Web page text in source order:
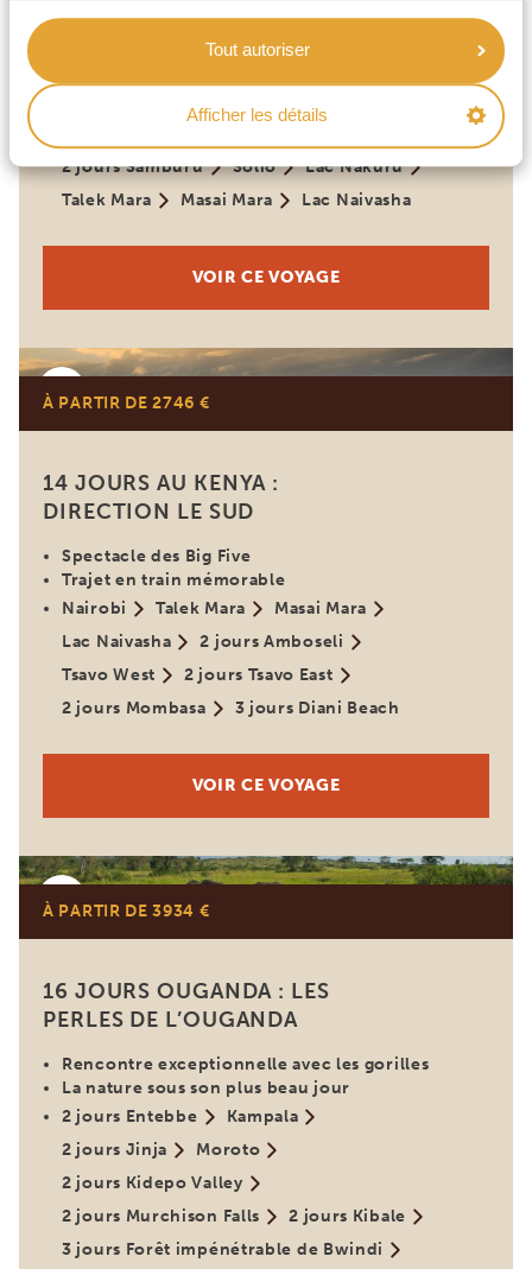
Tout autoriser
Afficher les détails
10 JOURS AU KENYA : LE SAFARI
Big Five et Samburu Special Five
La nature sous son plus beau jour
2 jours Samburu
Solio
Lac Nakuru
Talek Mara
Masai Mara Lac Naivasha
VOIR CE VOYAGE
Kenya
À PARTIR DE 2746 €
14 JOURS AU KENYA :
DIRECTION LE SUD
Spectacle des Big Five
Trajet en train mémorable
Nairobi
Talek Mara
Masai Mara
Lac Naivasha
2 jours Amboseli
Tsavo West
2 jours Tsavo East
2 jours Mombasa
3 jours Diani Beach
VOIR CE VOYAGE
Ouganda
À PARTIR DE 3934 €
16 JOURS OUGANDA : LES
PERLES DE L’OUGANDA
Rencontre exceptionnelle avec les gorilles
La nature sous son plus beau jour
2 jours Entebbe
Kampala
2 jours Jinja
Moroto
2 jours Kidepo Valley
2 jours Murchison Falls
2 jours Kibale
3 jours Forêt impénétrable de Bwindi